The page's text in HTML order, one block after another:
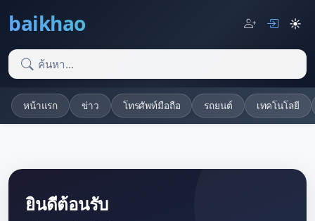
baikhao ☀️
หน้าแรก ข่าว โทรศัพท์มือถือ รถยนต์ เทคโนโลยี
ยินดีต้อนรับ